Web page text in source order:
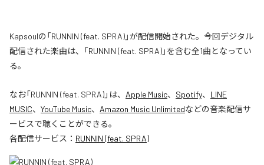
Kapsoulの「RUNNIN (feat. SPRA)」が配信開始された。今回デジタル
配信された楽曲は、「RUNNIN (feat. SPRA)」を含む全1曲となってい
る。
なお「RUNNIN (feat. SPRA)」は、 Apple Music、 Spotify、 LINE
MUSIC、 YouTube Music、 Amazon Music Unlimitedなどの音楽配信サ
ービスで聴くことができる。
各配信サービス： RUNNIN (feat. SPRA)